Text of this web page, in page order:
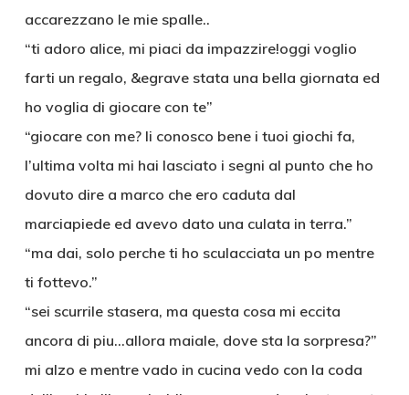
accarezzano le mie spalle..
“ti adoro alice, mi piaci da impazzire!oggi voglio
farti un regalo, &egrave stata una bella giornata ed
ho voglia di giocare con te”
“giocare con me? li conosco bene i tuoi giochi fa,
l’ultima volta mi hai lasciato i segni al punto che ho
dovuto dire a marco che ero caduta dal
marciapiede ed avevo dato una culata in terra.”
“ma dai, solo perche ti ho sculacciata un po mentre
ti fottevo.”
“sei scurrile stasera, ma questa cosa mi eccita
ancora di piu…allora maiale, dove sta la sorpresa?”
mi alzo e mentre vado in cucina vedo con la coda